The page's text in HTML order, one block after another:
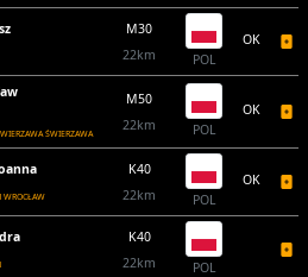
M30
22km
POL
OK
ŚWIERZAWA
M50
22km
POL
OK
WROCŁAW
K40
22km
POL
OK
K40
22km
POL